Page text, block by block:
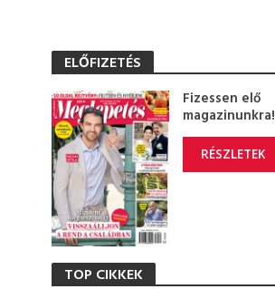
ELŐFIZETÉS
Fizessen elő
magazinunkra!
RÉSZLETEK
TOP CIKKEK